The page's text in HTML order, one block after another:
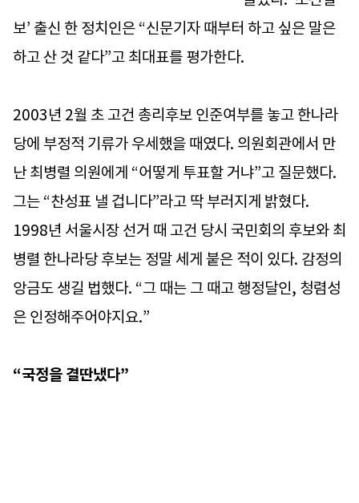
보’ 출신 한 정치인은 “신문기자 때부터 하고 싶은 말은
하고 산 것 같다”고 최대표를 평가한다.
2003년 2월 초 고건 총리후보 인준여부를 놓고 한나라
당에 부정적 기류가 우세했을 때였다. 의원회관에서 만
난 최병렬 의원에게 “어떻게 투표할 거냐”고 질문했다.
그는 “찬성표 낼 겁니다”라고 딱 부러지게 밝혔다.
1998년 서울시장 선거 때 고건 당시 국민회의 후보와 최
병렬 한나라당 후보는 정말 세게 붙은 적이 있다. 감정의
앙금도 생길 법했다. “그 때는 그 때고 행정달인, 청렴성
은 인정해주어야지요.”
“국정을 결딴냈다”